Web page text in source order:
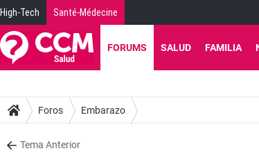
High-Tech Santé-Médecine
FORUMS SALUD FAMILIA
Foros Embarazo
Tema Anterior